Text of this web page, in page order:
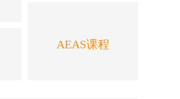
AEAS课程